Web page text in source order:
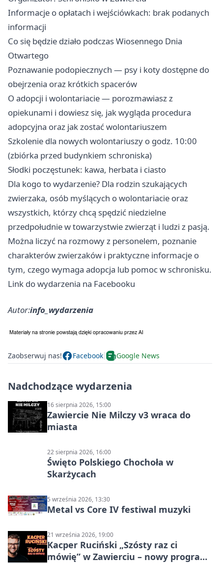
Informacje o opłatach i wejściówkach: brak podanych
informacji
Co się będzie działo podczas Wiosennego Dnia
Otwartego
Poznawanie podopiecznych — psy i koty dostępne do
obejrzenia oraz krótkich spacerów
O adopcji i wolontariacie — porozmawiasz z
opiekunami i dowiesz się, jak wygląda procedura
adopcyjna oraz jak zostać wolontariuszem
Szkolenie dla nowych wolontariuszy o godz. 10:00
(zbiórka przed budynkiem schroniska)
Słodki poczęstunek: kawa, herbata i ciasto
Dla kogo to wydarzenie? Dla rodzin szukających
zwierzaka, osób myślących o wolontariacie oraz
wszystkich, którzy chcą spędzić niedzielne
przedpołudnie w towarzystwie zwierząt i ludzi z pasją.
Można liczyć na rozmowy z personelem, poznanie
charakterów zwierzaków i praktyczne informacje o
tym, czego wymaga adopcja lub pomoc w schronisku.
Link do wydarzenia na Facebooku
Autor:info_wydarzenia
Zaobserwuj nas! Facebook Google News
Nadchodzące wydarzenia
16 sierpnia 2026, 15:00
Zawiercie Nie Milczy v3 wraca do
miasta
22 sierpnia 2026, 16:00
Święto Polskiego Chochoła w
Skarżycach
5 września 2026, 13:30
Metal vs Core IV festiwal muzyki
21 września 2026, 19:00
Kacper Ruciński „Szósty raz ci
mówię” w Zawierciu – nowy program